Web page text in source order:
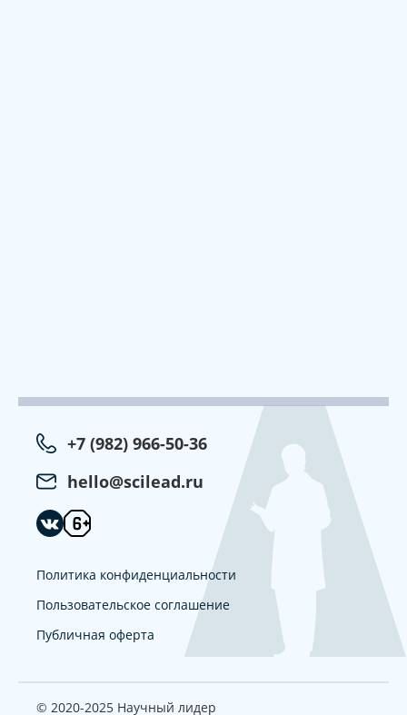
+7 (982) 966-50-36
hello@scilead.ru
Политика конфиденциальности
Пользовательское соглашение
Публичная оферта
© 2020-2025 Научный лидер